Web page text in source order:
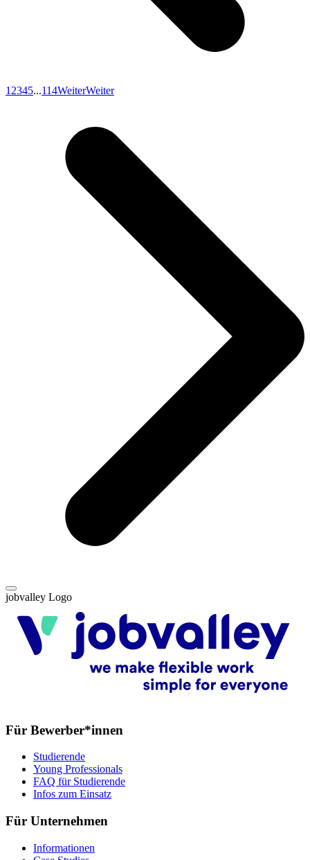
1 2345...114WeiterWeiter
jobvalley Logo
Für Bewerber*innen
Studierende
Young Professionals
FAQ für Studierende
Infos zum Einsatz
Für Unternehmen
Informationen